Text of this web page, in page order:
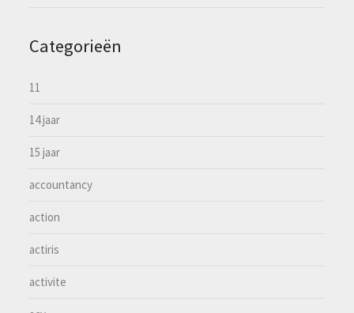
Categorieën
11
14 jaar
15 jaar
accountancy
action
actiris
activite